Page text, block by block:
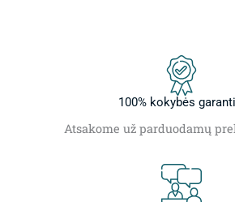
100% kokybės
Atsakome už parduodamų